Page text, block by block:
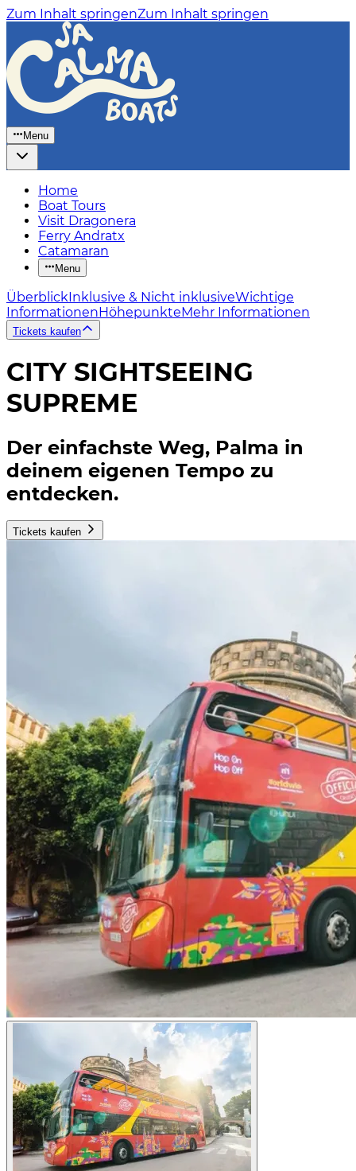
Zum Inhalt springenZum Inhalt springen
Menu
Home
Boat Tours
Visit Dragonera
Ferry Andratx
Catamaran
Menu
ÜberblickInklusive & Nicht inklusiveWichtige
InformationenHöhepunkteMehr Informationen
Tickets kaufen
CITY SIGHTSEEING
SUPREME
Der einfachste Weg, Palma in
deinem eigenen Tempo zu
entdecken.
Tickets kaufen